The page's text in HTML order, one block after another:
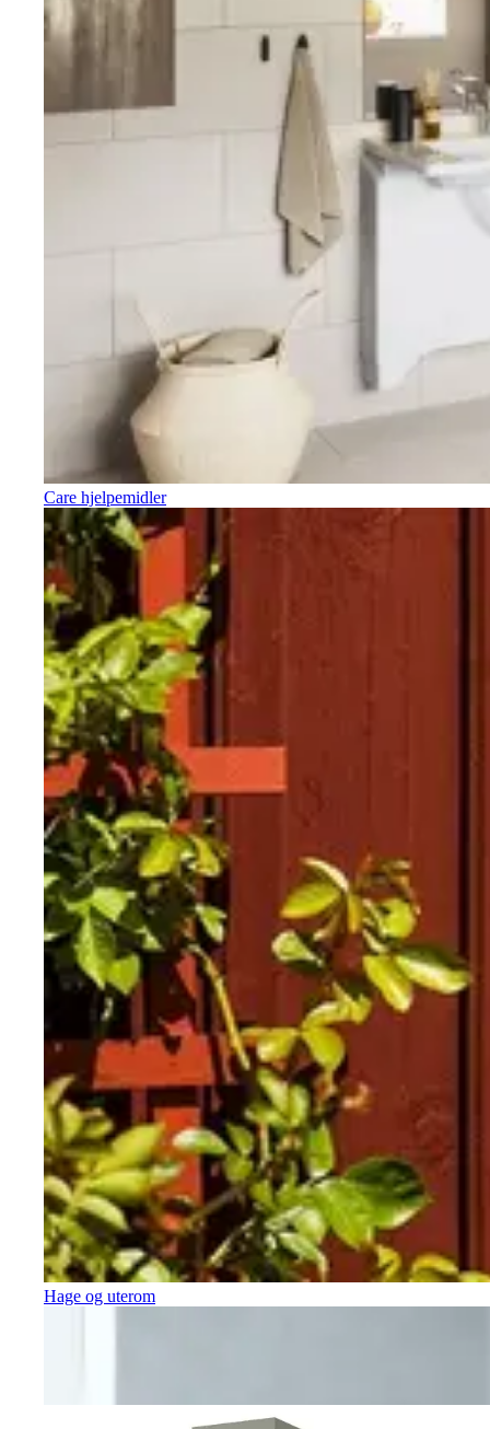
Care hjelpemidler
Hage og uterom